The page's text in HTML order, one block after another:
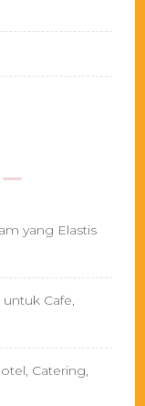
yang Elastis
Cafe,
Catering,